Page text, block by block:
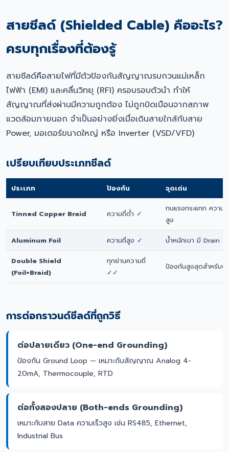
สายชีลด์ (Shielded Cable) คืออะไร?
ครบทุกเรื่องที่ต้องรู้
สายชีลด์คือสายไฟที่มีตัวป้องกันสัญญาณรบกวนแม่เหล็ก
ไฟฟ้า (EMI) และคลื่นวิทยุ (RFI) ครอบรอบตัวนำ ทำให้
สัญญาณที่ส่งผ่านมีความถูกต้อง ไม่ถูกบิดเบือนจากสภาพ
แวดล้อมภายนอก จำเป็นอย่างยิ่งเมื่อเดินสายใกล้กับสาย
Power, มอเตอร์ขนาดใหญ่ หรือ Inverter (VSD/VFD)
เปรียบเทียบประเภทชีลด์
ประเภท ป้องกัน จุดเด่น
Tinned Copper Braid ความถี่ต่ำ ✓
ทนแรงกระแทก ความ
สูง
Aluminum Foil ความถี่สูง ✓ น้ำหนักเบา มี Drain
Double Shield
(Foil+Braid)
ทุกย่านความถี่
✓✓
ป้องกันสูงสุดสำหรับง
การต่อกราวนด์ชีลด์ที่ถูกวิธี
ต่อปลายเดียว (One-end Grounding)
ป้องกัน Ground Loop — เหมาะกับสัญญาณ Analog 4-
20mA, Thermocouple, RTD
ต่อทั้งสองปลาย (Both-ends Grounding)
เหมาะกับสาย Data ความเร็วสูง เช่น RS485, Ethernet,
Industrial Bus